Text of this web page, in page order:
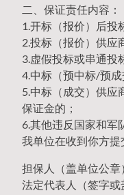
二、保证责任内容：
1.开标（报价）后投
2.投标（报价）供应
3.虚假投标或串通投
4.中标（预中标/预
5.中标（成交）供应
保证金的；
6.其他违反国家和军
我单位在收到你方提
担保人（盖单位公章
法定代表人（签字或